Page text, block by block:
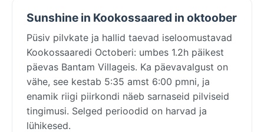
Sunshine in Kookossaared in oktoober
Püsiv pilvkate ja hallid taevad iseloomustavad
Kookossaaredi Octoberi: umbes 1.2h päikest
päevas Bantam Villageis. Ka päevavalgust on
vähe, see kestab 5:35 amst 6:00 pmni, ja
enamik riigi piirkondi näeb sarnaseid pilviseid
tingimusi. Selged perioodid on harvad ja
lühikesed.